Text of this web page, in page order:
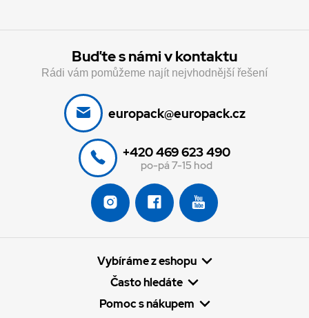
Buďte s námi v kontaktu
Rádi vám pomůžeme najít nejvhodnější řešení
europack@europack.cz
+420 469 623 490
po-pá 7-15 hod
Vybíráme z eshopu
Často hledáte
Pomoc s nákupem